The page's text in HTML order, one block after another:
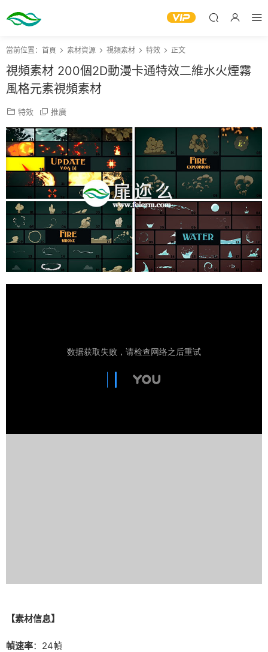
當前位置： 首頁 素材資源 視頻素材 特效 正文
視頻素材 200個2D動漫卡通特效二維水火煙霧
風格元素視頻素材
特效 推廣
【素材信息】
幀速率：24幀